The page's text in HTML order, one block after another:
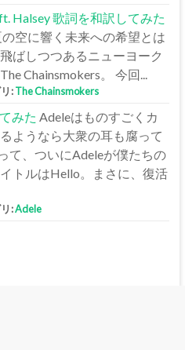
Halsey 歌詞を和訳してみた
空に響く未来への希望とは
ばしつつあるニューヨーク
Chainsmokers。 今回...
:The Chainsmokers
みた Adeleはものすごくカ
ようなら大衆の耳も腐って
て、ついにAdeleが僕たちの
トルはHello。まさに、復活
:Adele